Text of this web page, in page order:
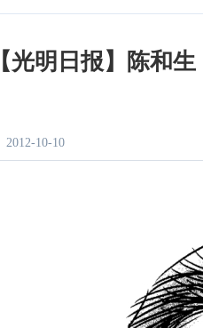
【光明日报】陈和
2012-10-10